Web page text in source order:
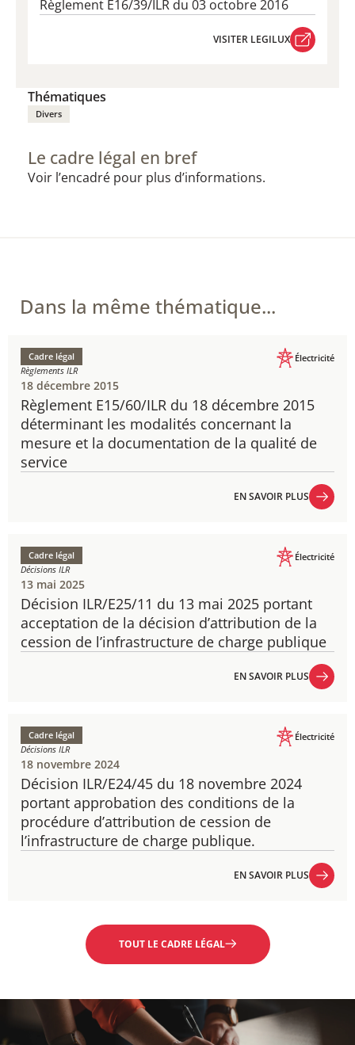
Règlement E16/39/ILR du 03 octobre 2016
VISITER LEGILUX
Thématiques
Divers
Le cadre légal en bref
Voir l’encadré pour plus d’informations.
Dans la même thématique...
Règlement E15/60/ILR du 18 décembre 2015
déterminant les modalités concernant la
mesure et la documentation de la qualité de
service
Cadre légal
Règlements ILR
Électricité
18 décembre 2015
EN SAVOIR PLUS
Décision ILR/E25/11 du 13 mai 2025 portant
acceptation de la décision d’attribution de la
cession de l’infrastructure de charge publique
Cadre légal
Décisions ILR
Électricité
13 mai 2025
EN SAVOIR PLUS
Décision ILR/E24/45 du 18 novembre 2024
​portant approbation des conditions de la
procédure d’attribution de cession de
l’infrastructure de charge publique.
Cadre légal
Décisions ILR
Électricité
18 novembre 2024
EN SAVOIR PLUS
TOUT LE CADRE LÉGAL